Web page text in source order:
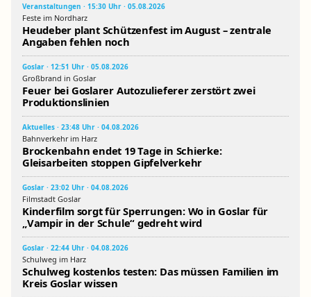
Veranstaltungen · 15:30 Uhr · 05.08.2026
Feste im Nordharz
Heudeber plant Schützenfest im August – zentrale
Angaben fehlen noch
Goslar · 12:51 Uhr · 05.08.2026
Großbrand in Goslar
Feuer bei Goslarer Autozulieferer zerstört zwei
Produktionslinien
Aktuelles · 23:48 Uhr · 04.08.2026
Bahnverkehr im Harz
Brockenbahn endet 19 Tage in Schierke:
Gleisarbeiten stoppen Gipfelverkehr
Goslar · 23:02 Uhr · 04.08.2026
Filmstadt Goslar
Kinderfilm sorgt für Sperrungen: Wo in Goslar für
„Vampir in der Schule“ gedreht wird
Goslar · 22:44 Uhr · 04.08.2026
Schulweg im Harz
Schulweg kostenlos testen: Das müssen Familien im
Kreis Goslar wissen